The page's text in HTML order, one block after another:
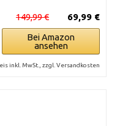
69,99 €
149,99 €
Bei Amazon
ansehen
inkl. MwSt., zzgl. Versandkosten